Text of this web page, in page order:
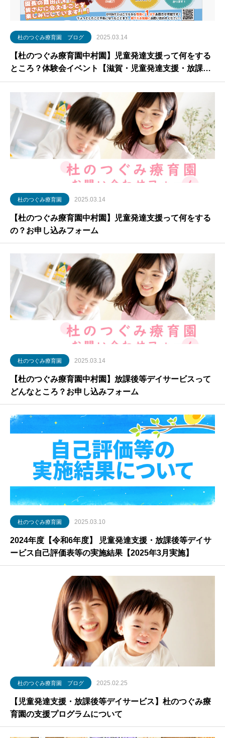
杜のつぐみ療育園 ブログ 2025.03.14
【杜のつぐみ療育園中村園】児童発達支援って何をする
ところ？体験会イベント【滋賀・児童発達支援・放課後
等デイサービス】
杜のつぐみ療育園 2025.03.14
【杜のつぐみ療育園中村園】児童発達支援って何をする
の？お申し込みフォーム
杜のつぐみ療育園 2025.03.14
【杜のつぐみ療育園中村園】放課後等デイサービスって
どんなところ？お申し込みフォーム
杜のつぐみ療育園 2025.03.10
2024年度【令和6年度】 児童発達支援・放課後等デイサ
ービス自己評価表等の実施結果【2025年3月実施】
杜のつぐみ療育園 ブログ 2025.02.25
【児童発達支援・放課後等デイサービス】杜のつぐみ療
育園の支援プログラムについて